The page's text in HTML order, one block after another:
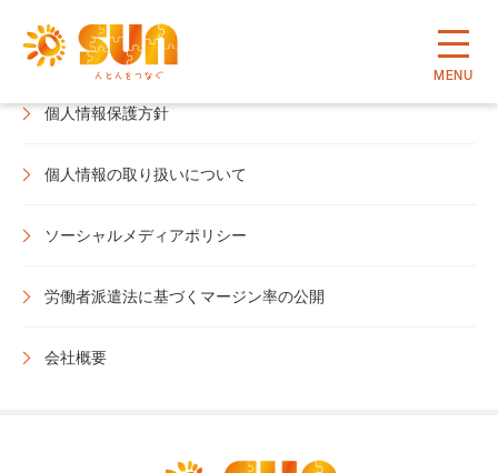
MENU
情報セキュリティ方針
個人情報保護方針
個人情報の取り扱いについて
ソーシャルメディアポリシー
労働者派遣法に基づくマージン率の公開
会社概要